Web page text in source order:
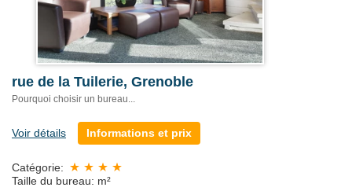
rue de la Tuilerie, Grenoble
Pourquoi choisir un bureau...
Voir détails Informations et prix
Catégorie:
Taille du bureau: m²